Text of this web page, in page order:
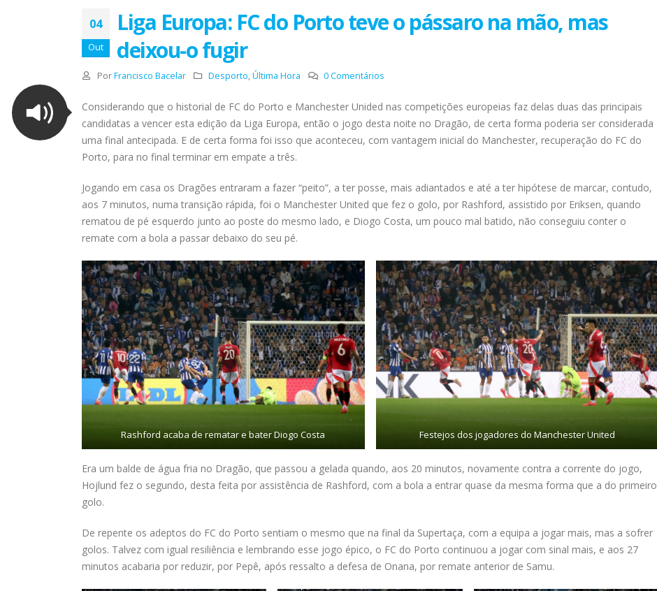
04
Out
Liga Europa: FC do Porto teve o pássaro na mão, mas
deixou-o fugir
PorFrancisco Bacelar Desporto,Última Hora 0 Comentários
Considerando que o historial de FC do Porto e Manchester Unided nas competições europeias faz delas duas das principais
candidatas a vencer esta edição da Liga Europa, então o jogo desta noite no Dragão, de certa forma poderia ser considerada
uma final antecipada. E de certa forma foi isso que aconteceu, com vantagem inicial do Manchester, recuperação do FC do
Porto, para no final terminar em empate a três.
Jogando em casa os Dragões entraram a fazer “peito”, a ter posse, mais adiantados e até a ter hipótese de marcar, contudo,
aos 7 minutos, numa transição rápida, foi o Manchester United que fez o golo, por Rashford, assistido por Eriksen, quando
rematou de pé esquerdo junto ao poste do mesmo lado, e Diogo Costa, um pouco mal batido, não conseguiu conter o
remate com a bola a passar debaixo do seu pé.
Rashford acaba de rematar e bater Diogo Costa Festejos dos jogadores do Manchester United
Era um balde de água fria no Dragão, que passou a gelada quando, aos 20 minutos, novamente contra a corrente do jogo,
Hojlund fez o segundo, desta feita por assistência de Rashford, com a bola a entrar quase da mesma forma que a do primeiro
golo.
De repente os adeptos do FC do Porto sentiam o mesmo que na final da Supertaça, com a equipa a jogar mais, mas a sofrer
golos. Talvez com igual resiliência e lembrando esse jogo épico, o FC do Porto continuou a jogar com sinal mais, e aos 27
minutos acabaria por reduzir, por Pepê, após ressalto a defesa de Onana, por remate anterior de Samu.